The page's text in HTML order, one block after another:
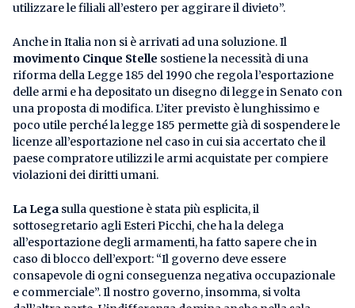
utilizzare le filiali all’estero per aggirare il divieto”.
Anche in Italia non si è arrivati ad una soluzione. Il
movimento Cinque Stelle sostiene la necessità di una
riforma della Legge 185 del 1990 che regola l’esportazione
delle armi e ha depositato un disegno di legge in Senato con
una proposta di modifica. L’iter previsto è lunghissimo e
poco utile perché la legge 185 permette già di sospendere le
licenze all’esportazione nel caso in cui sia accertato che il
paese compratore utilizzi le armi acquistate per compiere
violazioni dei diritti umani.
La Lega sulla questione è stata più esplicita, il
sottosegretario agli Esteri Picchi, che ha la delega
all’esportazione degli armamenti, ha fatto sapere che in
caso di blocco dell’export: “Il governo deve essere
consapevole di ogni conseguenza negativa occupazionale
e commerciale”. Il nostro governo, insomma, si volta